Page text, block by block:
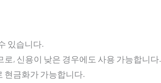
있습니다.
, 신용이 낮은 경우에도 사용 가능합니다.
현금화가 가능합니다.